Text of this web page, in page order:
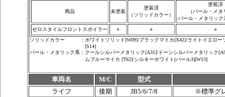
商品 未塗装
塗装済
（ソリッドカラー）
塗装済
（パール・メタ
/パール・メタリック
ゼロスタイルフロントスポイラー
○ ○
○
ソリッドカラー
： ホワイトソリッド[W09]/ブラックマイカ[X42]/ライトイエロ
[S14]
パール・メタリック系 ： クールシルバーメタリック[A31]/ドーンシルバーメタリック
ムブルーマイカ [T62]/シルキーホワイト(パール3)[W13]
車両名 M/C
型式
ライフ
後期 JB5/6/7/8 ※標準グ